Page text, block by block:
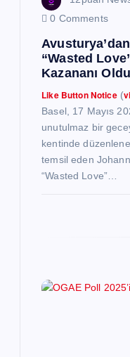
0 Comments
“Wasted
Kazananı Oldu
Like Button Notice(
Basel, 17 Mayıs
unutulmaz bir
kentinde
temsil eden
“Wasted Love”…